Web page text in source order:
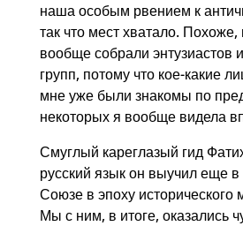
наша особым рвением к
так что мест хватало. Похоже,
вообще собрали энтузиастов
групп, потому что кое-какие
мне уже были знакомы по
некоторых я вообще видела
Смуглый кареглазый гид
русский язык он выучил еще
Союзе в эпоху исторического
Мы с ним, в итоге, оказались